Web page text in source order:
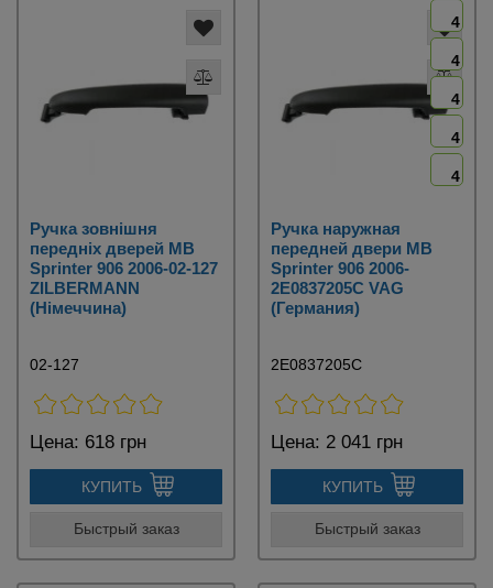
Ручка зовнішня
передніх дверей MB
Sprinter 906 2006-02-127
ZILBERMANN
(Німеччина)
02-127
Цена: 618 грн
КУПИТЬ
Быстрый заказ
4
4
4
4
4
Ручка наружная
передней двери MB
Sprinter 906 2006-
2E0837205C VAG
(Германия)
2E0837205C
Цена: 2 041 грн
КУПИТЬ
Быстрый заказ